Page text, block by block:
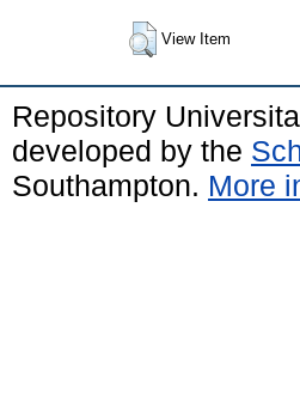
View Item
Repository
developed by the
Southampton. More